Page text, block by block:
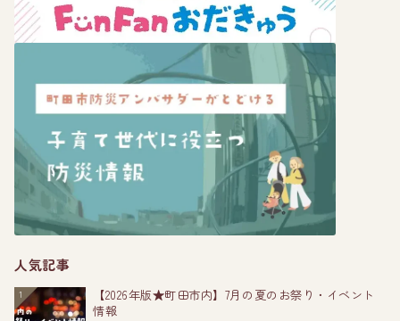
人気記事
1
【2026年版★町田市内】7月の夏のお祭り・イベント
情報